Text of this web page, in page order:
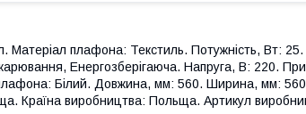
плафона: Текстиль. Потужність, Вт: 25.
Енергозберігаюча. Напруга, В: 220.
плафона: Білий. Довжина, мм: 560. Ширина, мм:
Країна виробництва: Польща. Артикул